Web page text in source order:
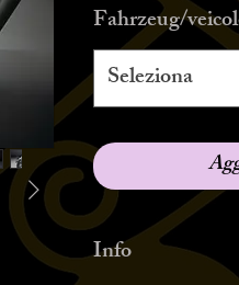
Fahrzeug/
Seleziona
Info